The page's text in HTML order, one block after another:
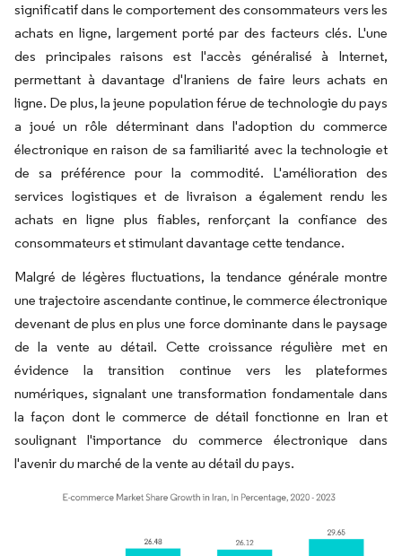
significatif dans le comportement des consommateurs vers les
achats en ligne, largement porté par des facteurs clés. L'une
des principales raisons est l'accès généralisé à Internet,
permettant à davantage d'Iraniens de faire leurs achats en
ligne. De plus, la jeune population férue de technologie du pays
a joué un rôle déterminant dans l'adoption du commerce
électronique en raison de sa familiarité avec la technologie et
de sa préférence pour la commodité. L'amélioration des
services logistiques et de livraison a également rendu les
achats en ligne plus fiables, renforçant la confiance des
consommateurs et stimulant davantage cette tendance.
Malgré de légères fluctuations, la tendance générale montre
une trajectoire ascendante continue, le commerce électronique
devenant de plus en plus une force dominante dans le paysage
de la vente au détail. Cette croissance régulière met en
évidence la transition continue vers les plateformes
numériques, signalant une transformation fondamentale dans
la façon dont le commerce de détail fonctionne en Iran et
soulignant l'importance du commerce électronique dans
l'avenir du marché de la vente au détail du pays.